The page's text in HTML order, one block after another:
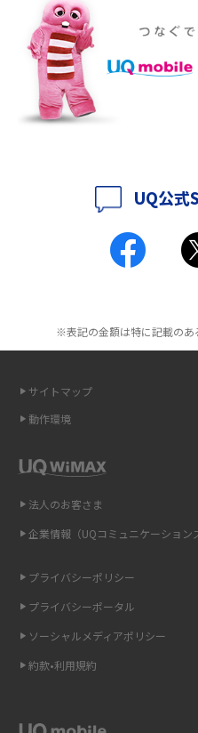
2016年10月(8)
2016年9月(8)
2016年8月(12)
2016年7月(7)
2016年4月(3)
2015年12月(8)
2015年10月(8)
2015年8月(7)
2015年7月(9)
2015年6月(8)
2015年3月(9)
2015年2月(7)
2014年12月(8)
ポケット型Wi-Fiをレンタルするメ
徴も紹介
持ち運びできるポケット型Wi-Fiの
ットも紹介
ポケット型Wi-Fiとは？通信の仕組
工事不要！置くだけWi-Fiの特徴は
無制限で利用できるポケット型Wi-
ポケット型Wi-Fi（モバイルWi-Fi）
即日受け取りできるポケット型Wi-Fi
ONU（光回線終端装置）とは？モデ
ギガバイト（GB）とは？1GBの目
Wi-Fi 6とは？Wi-Fi 5との違いやメリ
UQ公式
※表記の金額は特に記載のあ
サイトマップ
動作環境
法人のお客さま
企業情報（UQコミュニケーション
プライバシーポリシー
プライバシーポータル
ソーシャルメディアポリシー
約款•利用規約